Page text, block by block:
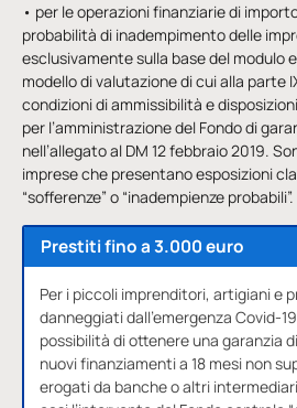
• per le operazioni finanziarie di
probabilità di inadempimento delle
esclusivamente sulla base del modulo
modello di valutazione di cui alla parte
condizioni di ammissibilità e
per l’amministrazione del Fondo di
nell’allegato al DM 12 febbraio 2019.
imprese che presentano esposizioni
“sofferenze” o “inadempienze probabili”.
Prestiti fino a 3.000 euro
Per i piccoli imprenditori, artigiani e
danneggiati dall’emergenza Covid-
possibilità di ottenere una garanzia
nuovi finanziamenti a 18 mesi non
erogati da banche o altri